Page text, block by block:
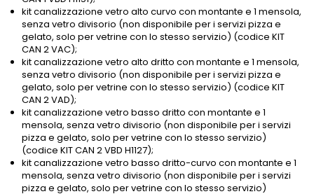
kit canalizzazione vetro alto curvo con montante e 1 mensola,
senza vetro divisorio (non disponibile per i servizi pizza e
gelato, solo per vetrine con lo stesso servizio) (codice KIT
CAN 2 VAC);
kit canalizzazione vetro alto dritto con montante e 1 mensola,
senza vetro divisorio (non disponibile per i servizi pizza e
gelato, solo per vetrine con lo stesso servizio) (codice KIT
CAN 2 VAD);
kit canalizzazione vetro basso dritto con montante e 1
mensola, senza vetro divisorio (non disponibile per i servizi
pizza e gelato, solo per vetrine con lo stesso servizio)
(codice KIT CAN 2 VBD H1127);
kit canalizzazione vetro basso dritto-curvo con montante e 1
mensola, senza vetro divisorio (non disponibile per i servizi
pizza e gelato, solo per vetrine con lo stesso servizio)